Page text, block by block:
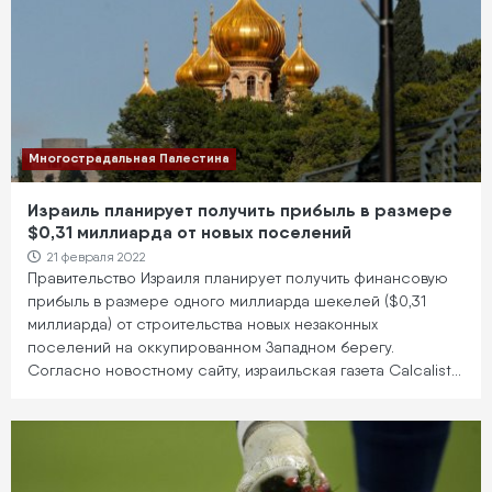
Многострадальная Палестина
Израиль планирует получить прибыль в размере
$0,31 миллиарда от новых поселений
21 февраля 2022
Правительство Израиля планирует получить финансовую
прибыль в размере одного миллиарда шекелей ($0,31
миллиарда) от строительства новых незаконных
поселений на оккупированном Западном берегу.
Согласно новостному сайту, израильская газета Calcalist…